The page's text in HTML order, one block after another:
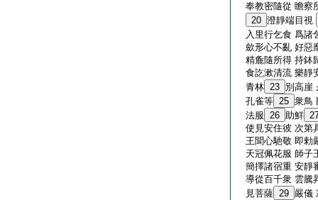
奉教密隨從 瞻察
20 澄靜端目視
入里行乞食 爲諸
歛形心不亂 好惡
精麁隨所得 持鉢
食訖漱清流 樂靜
青林 23 別高崖
孔雀等 25 衆鳥
法服 26 助鮮
使見安住彼 次第
王聞心馳敬 即勅
天冠佩花服 師子
簡擇諸宿重 安靜
導從百千衆 雲騰
見菩薩 29 嚴儀